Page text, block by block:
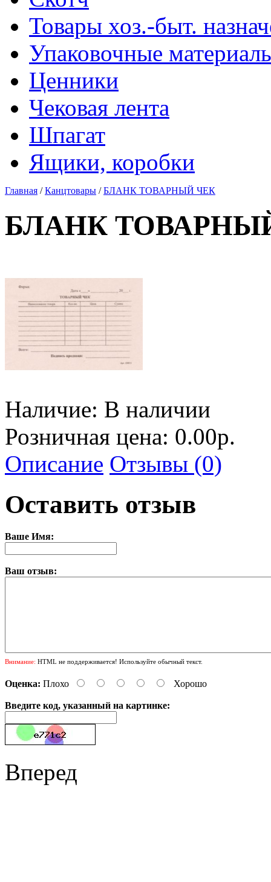
Товары хоз.-быт.
Упаковочные
Ценники
Чековая лента
Шпагат
Ящики, коробки
Главная /Канцтовары /БЛАНК ТОВАРНЫЙ ЧЕК
БЛАНК
Наличие: В наличии
Розничная цена: 0.00р.
Описание Отзывы (0)
Оставить отзыв
Ваше Имя:
Ваш отзыв:
Внимание: HTML не поддерживается! Используйте обычный текст.
Оценка: Плохо Хорошо
Введите код, указанный на картинке:
Вперед